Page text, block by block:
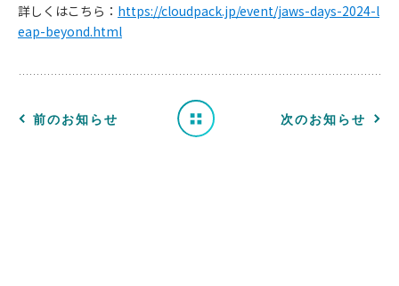
詳しくはこちら： https://cloudpack.jp/event/jaws-days-2024-l
eap-beyond.html
前のお知らせ
せ
一 次のお知らせ